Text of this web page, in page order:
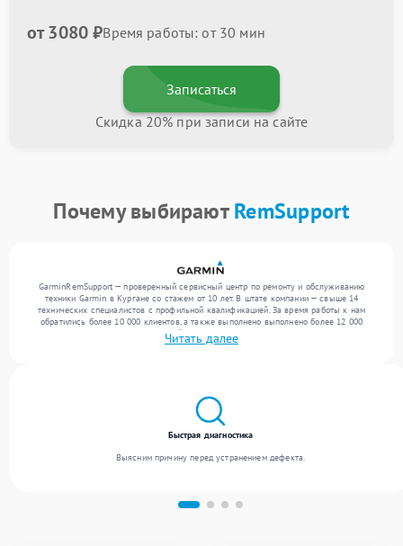
от 3080 ₽Время работы: от 30 мин
Записаться
Скидка 20% при записи на сайте
Почему выбираютRemSupport
GarminRemSupport — проверенный сервисный центр по ремонту и обслуживанию
техники Garmin в Кургане со стажем от 10 лет. В штате компании — свыше 14
технических специалистов с профильной квалификацией. За время работы к нам
обратились более 10 000 клиентов, а также выполнено выполнено более 12 000
ремонтов. Ежемесячно в сервисный центр поступает свыше 300 единиц техники,
включая , , . Мы беремся за задачи любой сложности и поддерживаем высокий
Читать далее
Быстрая диагностика
Выясним причину перед устранением дефекта.